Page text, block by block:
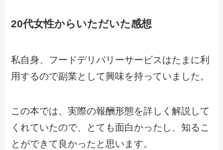
20代女性からいただいた感想
私自身、フードデリバリーサービスはたまに利
用するので副業として興味を持っていました。
この本では、実際の報酬形態を詳しく解説して
くれていたので、とても面白かったし、知るこ
とができて良かったと思います。